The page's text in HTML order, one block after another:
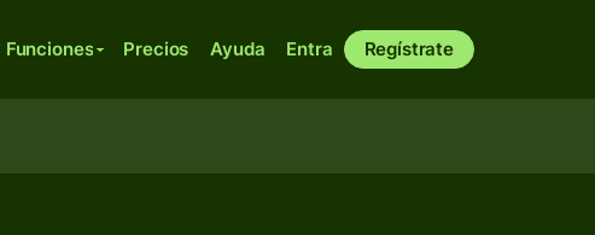
Funciones Precios Ayuda Entra Regístrate